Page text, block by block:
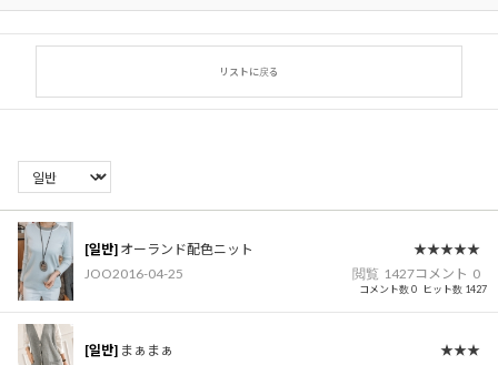
リストに戻る
コメント数 0 ヒット数 1427
[일반] オーランド配色ニット
★★★★★
JOO2016-04-25 閲覧 1427コメント 0
[일반] まぁまぁ
★★★